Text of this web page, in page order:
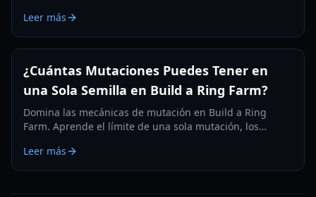
detallada.
Leer más
¿Cuántas Mutaciones Puedes Tener en
una Sola Semilla en Build a Ring Farm?
Domina las mecánicas de mutación en Build a Ring
Farm. Aprende el límite de una sola mutación, los
cómo usar los Sprays.
Leer más